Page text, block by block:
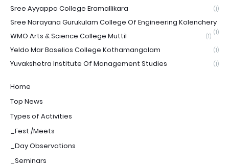
Sree Ayyappa College Eramallikara (1)
Sree Narayana Gurukulam College Of Engineering Kolenchery
(1)
WMO Arts & Science College Muttil (1)
Yeldo Mar Baselios College Kothamangalam (1)
Yuvakshetra Institute Of Management Studies (1)
Home
Top News
Types of Activities
_Fest /Meets
_Day Observations
_Seminars